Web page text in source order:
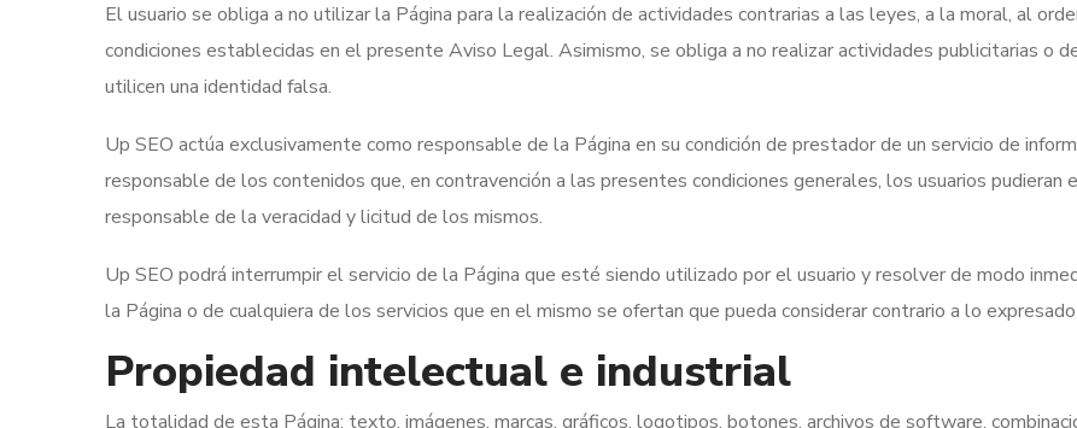
El usuario se obliga a no utilizar la Página para la realización de actividades contrarias a las leyes, a la moral, al
condiciones establecidas en el presente Aviso Legal. Asimismo, se obliga a no realizar actividades publicitarias o
utilicen una identidad falsa.
Up SEO actúa exclusivamente como responsable de la Página en su condición de prestador de un servicio de
responsable de los contenidos que, en contravención a las presentes condiciones generales, los usuarios pudieran
responsable de la veracidad y licitud de los mismos.
Up SEO podrá interrumpir el servicio de la Página que esté siendo utilizado por el usuario y resolver de modo
la Página o de cualquiera de los servicios que en el mismo se ofertan que pueda considerar contrario a lo
Propiedad intelectual e industrial
La totalidad de esta Página: texto, imágenes, marcas, gráficos, logotipos, botones, archivos de software,